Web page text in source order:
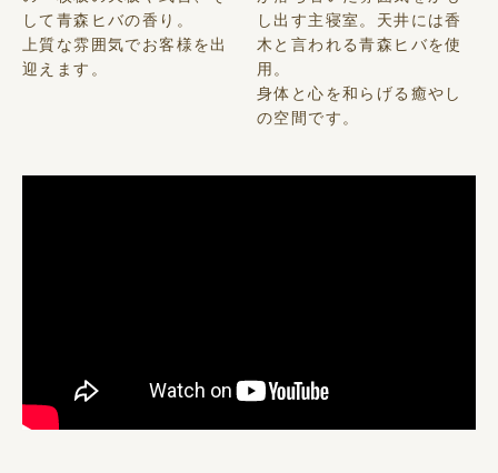
して青森ヒバの香り。
上質な雰囲気でお客様を出
迎えます。
し出す主寝室。天井には香
木と言われる青森ヒバを使
用。
身体と心を和らげる癒やし
の空間です。